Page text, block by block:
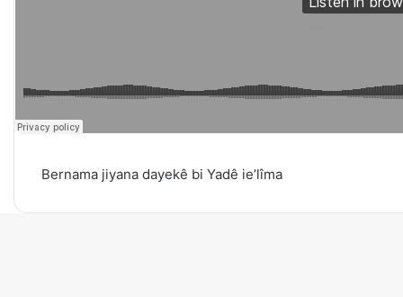
Bernama jiyana dayekê bi Yadê ie’lîma